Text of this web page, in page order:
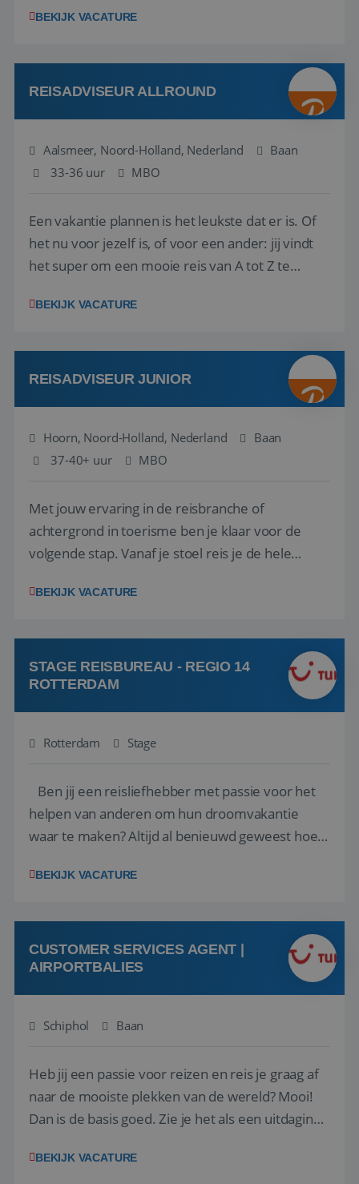
wensen van je team, je klant en wat er in de
klanten te overtuigen om die droomreis te
boeken! ...
BEKIJK VACATURE
REISADVISEUR ALLROUND
Aalsmeer, Noord-Holland, Nederland
Baan
33-36 uur
MBO
Een vakantie plannen is het leukste dat er is. Of
het nu voor jezelf is, of voor een ander: jij vindt
het super om een mooie reis van A tot Z te
vakantiegangers de meest prachtige plekjes op
werken: of het nu gaat om vragen ...
BEKIJK VACATURE
REISADVISEUR JUNIOR
Hoorn, Noord-Holland, Nederland
Baan
37-40+ uur
MBO
Met jouw ervaring in de reisbranche of
achtergrond in toerisme ben je klaar voor de
volgende stap. Vanaf je stoel reis je de hele
wensen van je team, je klant en wat er in de
klanten te overtuigen om die droomreis te
boeken! ...
BEKIJK VACATURE
STAGE REISBUREAU - REGIO 14
ROTTERDAM
Rotterdam Stage
Ben jij een reisliefhebber met passie voor het
helpen van anderen om hun droomvakantie
waar te maken? Altijd al benieuwd geweest hoe
van de grootste reisorganisaties? Dan is een
op zoek naar een enthousiaste, leergie...
BEKIJK VACATURE
CUSTOMER SERVICES AGENT |
AIRPORTBALIES
Schiphol Baan
Heb jij een passie voor reizen en reis je graag af
naar de mooiste plekken van de wereld? Mooi!
Dan is de basis goed. Zie je het als een uitdaging
het samenstellen en boeken van de perfecte
BEKIJK VACATURE